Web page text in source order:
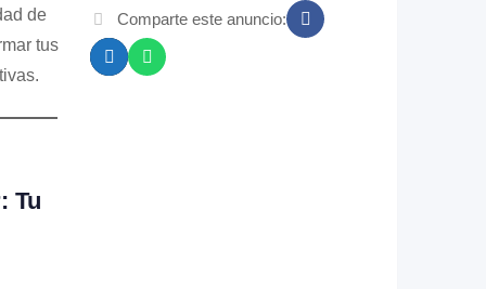
de
tus
Tu
Comparte este anuncio: